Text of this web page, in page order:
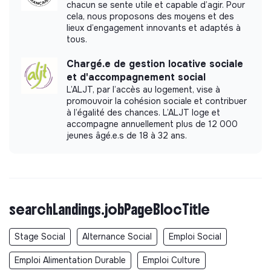
réseautage avec d'autres acteurs, les organismes
communautaires et les services sociaux
gouvernementaux.
des équipes sur la gestion de cas, les questions de
protection, les techniques d'entretien avec tact, les
orientations internes et externes dans le respect de
la confidentialité et de la sécurité, et au-delà, en
fonction des lacunes identifiées en matière de travail
social et de protection.
Aider les partenaires (le cas échéant) à identifier,
complexes (par exemple, risque élevé de récidive de
violence, mineur non accompagné, etc.) selon le
contexte.
2/ Accompagnement social dans les structures de
MSF
chacun se sente utile et capable d’agir. Pour
cela, nous proposons des moyens et des
lieux d’engagement innovants et adaptés à
tous.
Chargé.e de gestion locative sociale
et d'accompagnement social
L’ALJT, par l’accès au logement, vise à
promouvoir la cohésion sociale et contribuer
à l’égalité des chances. L’ALJT loge et
accompagne annuellement plus de 12 000
jeunes âgé.e.s de 18 à 32 ans.
searchLandings.jobPageBlocTitle
Stage Social Alternance Social Emploi Social
Emploi Alimentation Durable Emploi Culture